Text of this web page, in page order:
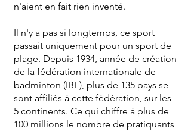
n'aient en fait rien inventé.
Il n'y a pas si longtemps, ce sport
passait uniquement pour un sport de
plage. Depuis 1934, année de création
de la fédération internationale de
badminton (IBF), plus de 135 pays se
sont affiliés à cette fédération, sur les
5 continents. Ce qui chiffre à plus de
100 millions le nombre de pratiquants